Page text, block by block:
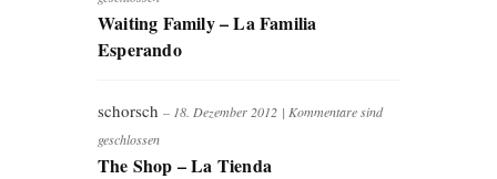
Waiting Family – La Familia
Esperando
schorsch – 18. Dezember 2012 | Kommentare sind
geschlossen
The Shop – La Tienda